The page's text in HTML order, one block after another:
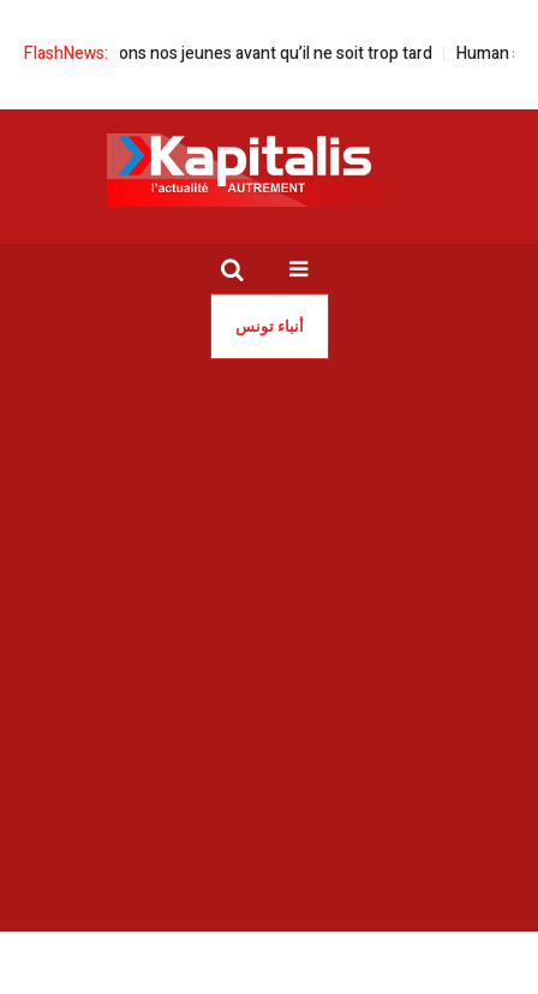
FlashNews:
| Sauvons nos jeunes avant qu’il ne soit trop tard Human
أنباء تونس